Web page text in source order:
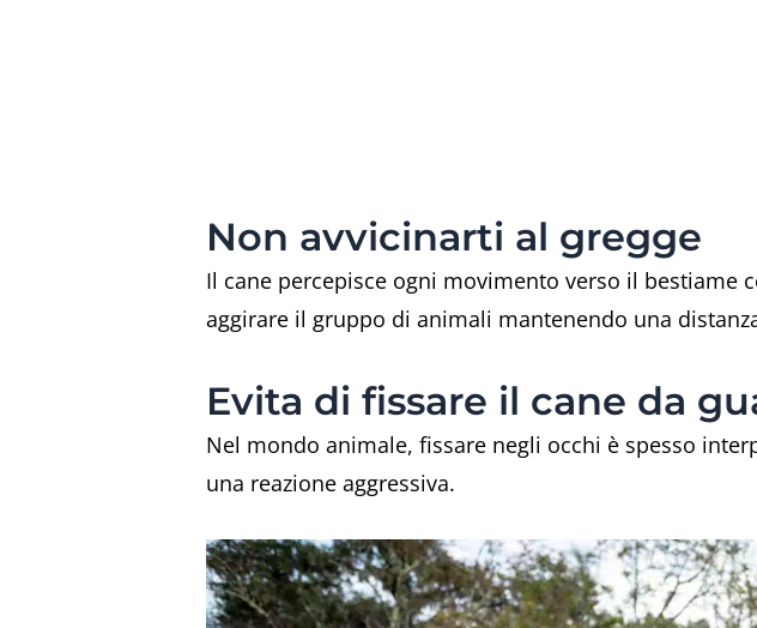
Non avvicinarti al gregge
Il cane percepisce ogni movimento verso il bestiame
aggirare il gruppo di animali mantenendo una
Evita di fissare il cane da
Nel mondo animale, fissare negli occhi è spesso
una reazione aggressiva.